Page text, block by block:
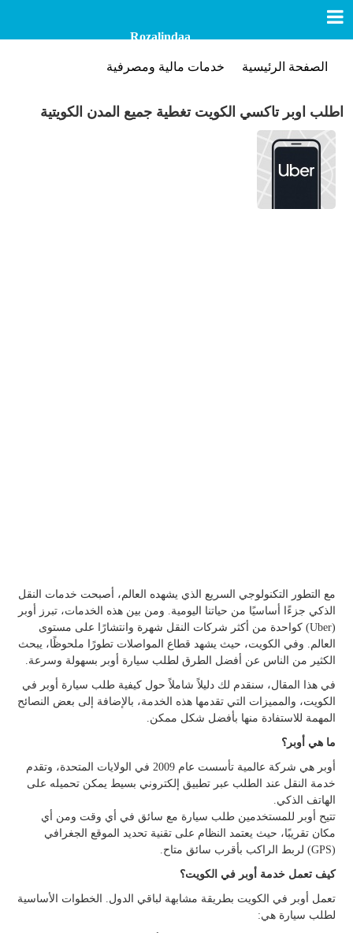
Rozalindaa
الصفحة الرئيسية خدمات مالية ومصرفية
اطلب اوبر تاكسي الكويت تغطية جميع المدن الكويتية
مع التطور التكنولوجي السريع الذي يشهده العالم، أصبحت خدمات النقل
الذكي جزءًا أساسيًا من حياتنا اليومية. ومن بين هذه الخدمات، تبرز أوبر
(Uber) كواحدة من أكثر شركات النقل شهرة وانتشارًا على مستوى
العالم. وفي الكويت، حيث يشهد قطاع المواصلات تطورًا ملحوظًا، يبحث
الكثير من الناس عن أفضل الطرق لطلب سيارة أوبر بسهولة وسرعة.
في هذا المقال، سنقدم لك دليلاً شاملاً حول كيفية طلب سيارة أوبر في
الكويت، والمميزات التي تقدمها هذه الخدمة، بالإضافة إلى بعض النصائح
المهمة للاستفادة منها بأفضل شكل ممكن.
ما هي أوبر؟
أوبر هي شركة عالمية تأسست عام 2009 في الولايات المتحدة، وتقدم
خدمة النقل عند الطلب عبر تطبيق إلكتروني بسيط يمكن تحميله على
الهاتف الذكي.
تتيح أوبر للمستخدمين طلب سيارة مع سائق في أي وقت ومن أي
مكان تقريبًا، حيث يعتمد النظام على تقنية تحديد الموقع الجغرافي
(GPS) لربط الراكب بأقرب سائق متاح.
كيف تعمل خدمة أوبر في الكويت؟
تعمل أوبر في الكويت بطريقة مشابهة لباقي الدول. الخطوات الأساسية
لطلب سيارة هي: